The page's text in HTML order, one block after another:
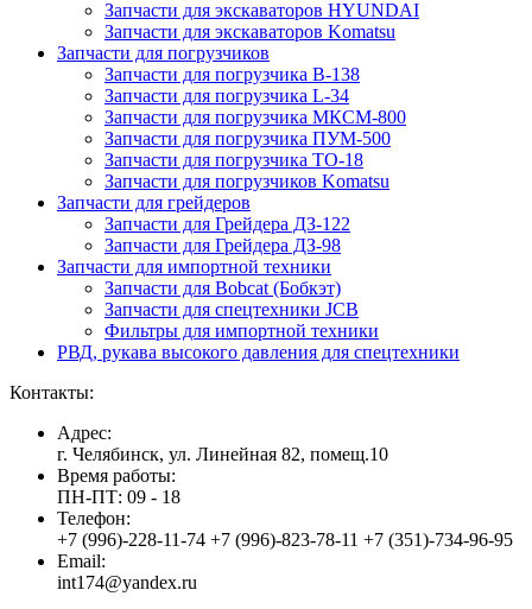
Запчасти для экскаваторов HYUNDAI
Запчасти для экскаваторов Komatsu
Запчасти для погрузчиков
Запчасти для погрузчика B-138
Запчасти для погрузчика L-34
Запчасти для погрузчика МКСМ-800
Запчасти для погрузчика ПУМ-500
Запчасти для погрузчика ТО-18
Запчасти для погрузчиков Komatsu
Запчасти для грейдеров
Запчасти для Грейдера ДЗ-122
Запчасти для Грейдера ДЗ-98
Запчасти для импортной техники
Запчасти для Bobcat (Бобкэт)
Запчасти для спецтехники JCB
Фильтры для импортной техники
РВД, рукава высокого давления для спецтехники
Контакты:
Адрес:
г. Челябинск, ул. Линейная 82, помещ.10
Время работы:
ПН-ПТ: 09 - 18
Телефон:
+7 (996)-228-11-74 +7 (996)-823-78-11 +7 (351)-734-96-95
Email:
int174@yandex.ru